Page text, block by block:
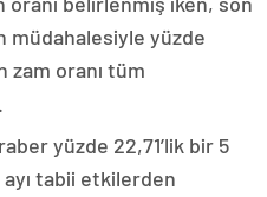
müdahalesiyle yüzde
zam oranı tüm
yüzde 22,71’lik bir 5
tabii etkilerden